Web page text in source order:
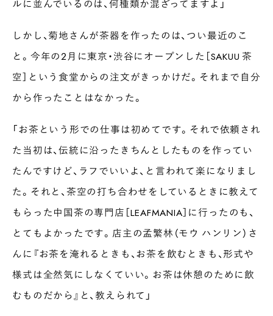
ルに並んでいるのは、何種類か混ざってますよ」
しかし、菊地さんが茶器を作ったのは、つい最近のこ
と。今年の２月に東京・渋谷にオープンした［SAKUU 茶
空］という食堂からの注文がきっかけだ。それまで自分
から作ったことはなかった。
「お茶という形での仕事は初めてです。それで依頼され
た当初は、伝統に沿ったきちんとしたものを作ってい
たんですけど、ラフでいいよ、と言われて楽になりまし
た。それと、茶空の打ち合わせをしているときに教えて
もらった中国茶の専門店［LEAFMANIA］に行ったのも、
とてもよかったです。店主の孟繁林（モウ ハンリン）さ
んに『お茶を淹れるときも、お茶を飲むときも、形式や
様式は全然気にしなくていい。お茶は休憩のために飲
むものだから』と、教えられて」